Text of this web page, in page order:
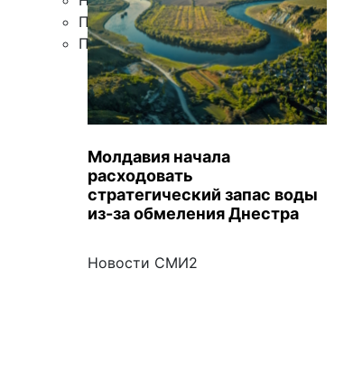
Правила цитирования
Подписка
Молдавия начала
расходовать
стратегический запас воды
из-за обмеления Днестра
Новости СМИ2